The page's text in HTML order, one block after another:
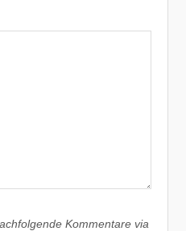
Kommentare via